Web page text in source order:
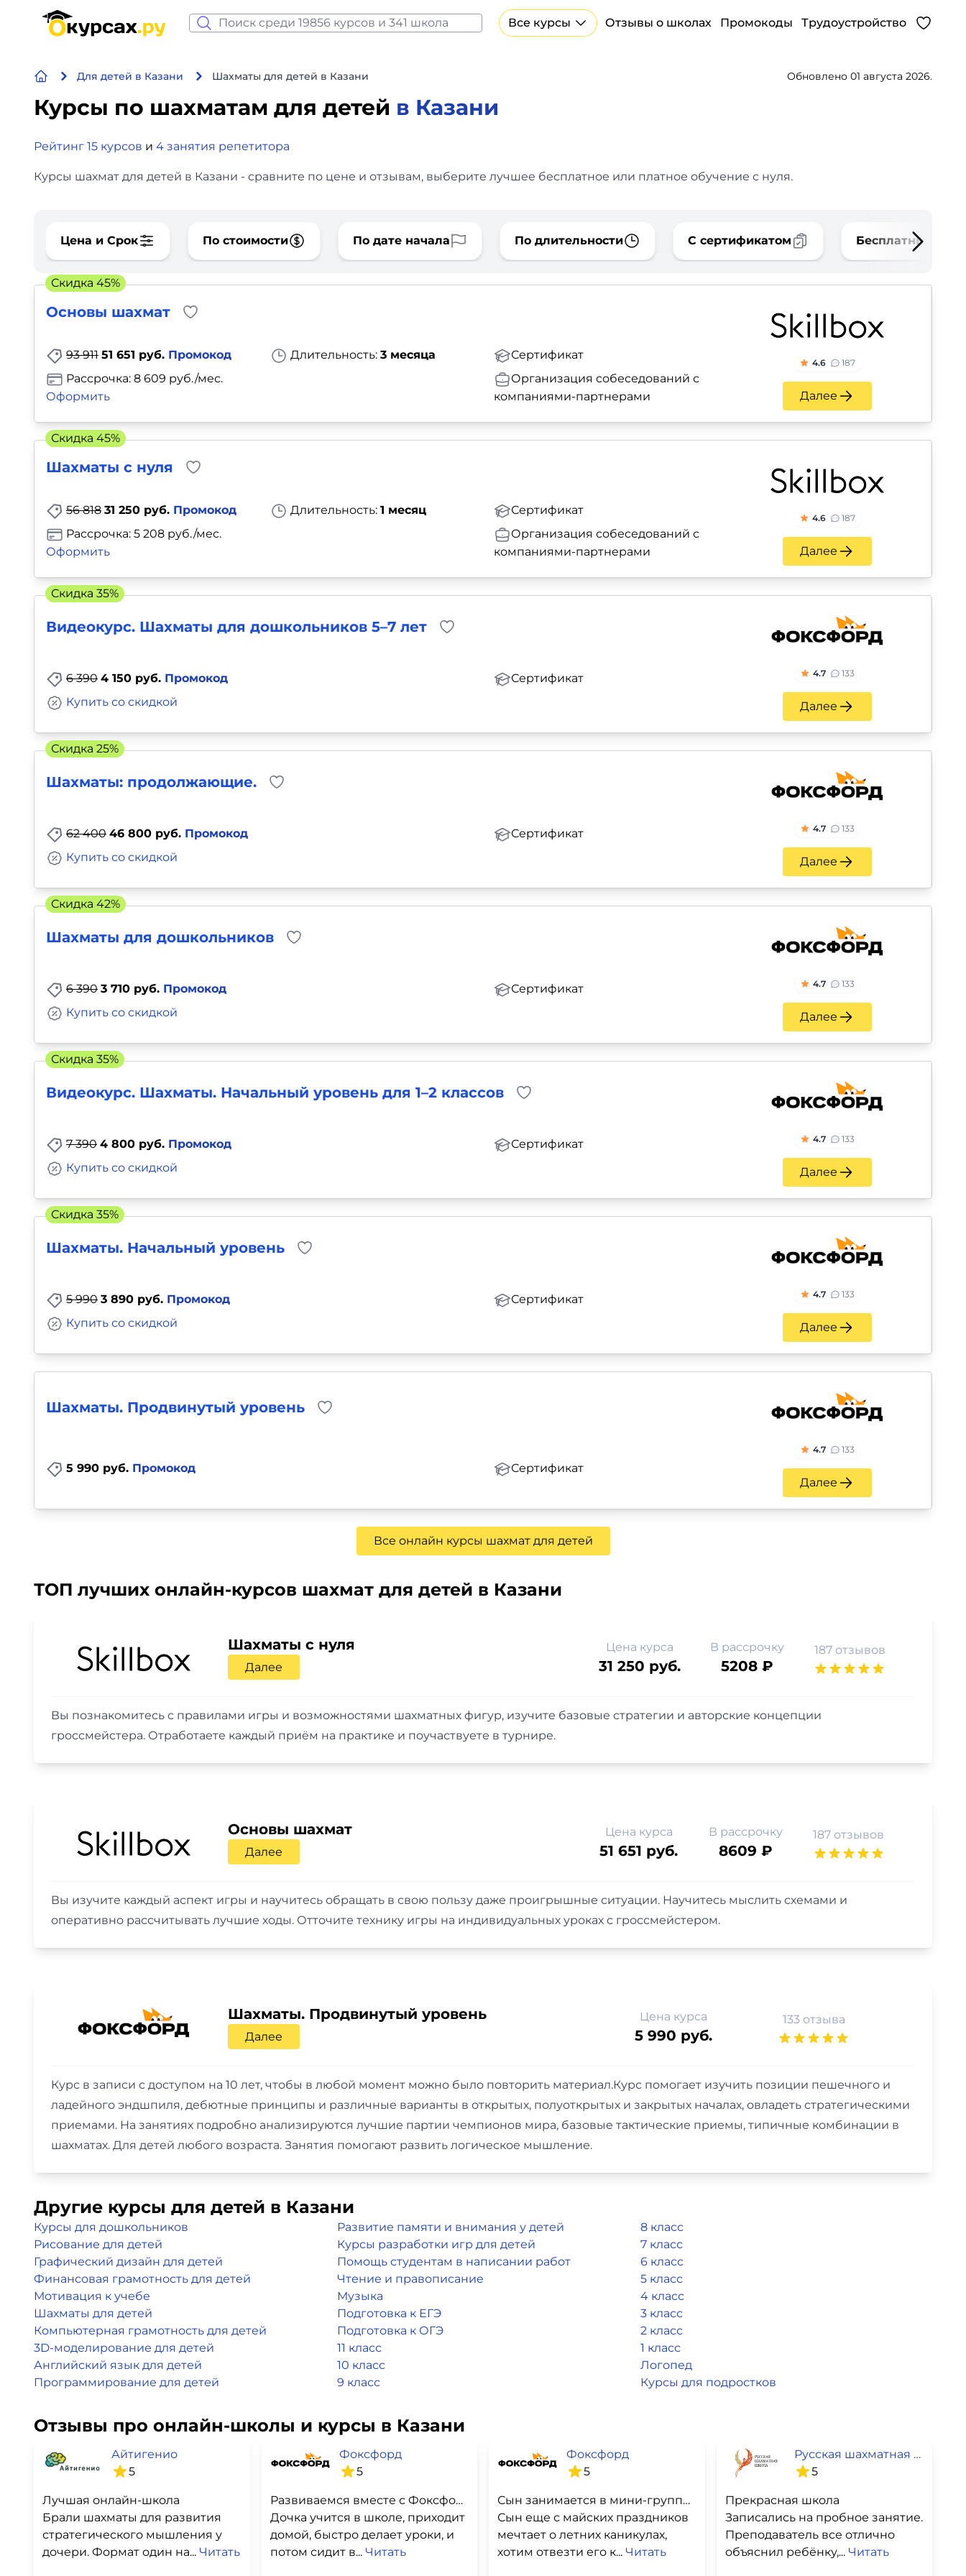
Все курсы Отзывы о школах Промокоды Трудоустройство
Для детей в Казани Шахматы для детей в Казани Обновлено 01 августа 2026.
Курсы по шахматам для детей в Казани
Рейтинг 15 курсов и 4 занятия репетитора
Курсы шахмат для детей в Казани - сравните по цене и отзывам, выберите лучшее бесплатное или платное обучение с нуля.
Цена и Срок По стоимости По дате начала По длительности С сертификатом Бесплатные
Основы шахмат
93 911 51 651 руб. Промокод Длительность: 3 месяца
Сертификат
Рассрочка: 8 609 руб./мес.
Оформить
Организация собеседований с
компаниями-партнерами
4.6 187
Далее
Скидка 45%
Шахматы с нуля
56 818 31 250 руб. Промокод Длительность: 1 месяц
Сертификат
Рассрочка: 5 208 руб./мес.
Оформить
Организация собеседований с
компаниями-партнерами
4.6 187
Далее
Скидка 45%
Видеокурс. Шахматы для дошкольников 5–7 лет
6 390 4 150 руб. Промокод
Сертификат
Купить со скидкой
4.7 133
Далее
Скидка 35%
Шахматы: продолжающие.
62 400 46 800 руб. Промокод
Сертификат
Купить со скидкой
4.7 133
Далее
Скидка 25%
Шахматы для дошкольников
6 390 3 710 руб. Промокод
Сертификат
Купить со скидкой
4.7 133
Далее
Скидка 42%
Видеокурс. Шахматы. Начальный уровень для 1–2 классов
7 390 4 800 руб. Промокод
Сертификат
Купить со скидкой
4.7 133
Далее
Скидка 35%
Шахматы. Начальный уровень
5 990 3 890 руб. Промокод
Сертификат
Купить со скидкой
4.7 133
Далее
Скидка 35%
Шахматы. Продвинутый уровень
5 990 руб. Промокод Сертификат
4.7 133
Далее
Все онлайн курсы шахмат для детей
ТОП лучших онлайн-курсов шахмат для детей в Казани
Шахматы с нуля
Далее
Цена курса
31 250 руб.
В рассрочку
5208 ₽
187 отзывов
Вы познакомитесь с правилами игры и возможностями шахматных фигур, изучите базовые стратегии и авторские концепции
гроссмейстера. Отработаете каждый приём на практике и поучаствуете в турнире.
Основы шахмат
Далее
Цена курса
51 651 руб.
В рассрочку
8609 ₽
187 отзывов
Вы изучите каждый аспект игры и научитесь обращать в свою пользу даже проигрышные ситуации. Научитесь мыслить схемами и
оперативно рассчитывать лучшие ходы. Отточите технику игры на индивидуальных уроках с гроссмейстером.
Шахматы. Продвинутый уровень
Далее
Цена курса
5 990 руб.
133 отзыва
Курс в записи с доступом на 10 лет, чтобы в любой момент можно было повторить материал.Курс помогает изучить позиции пешечного и
ладейного эндшпиля, дебютные принципы и различные варианты в открытых, полуоткрытых и закрытых началах, овладеть стратегическими
приемами. На занятиях подробно анализируются лучшие партии чемпионов мира, базовые тактические приемы, типичные комбинации в
шахматах. Для детей любого возраста. Занятия помогают развить логическое мышление.
Другие курсы для детей в Казани
Курсы для дошкольников
Рисование для детей
Графический дизайн для детей
Финансовая грамотность для детей
Мотивация к учебе
Шахматы для детей
Компьютерная грамотность для детей
3D-моделирование для детей
Английский язык для детей
Программирование для детей
Развитие памяти и внимания у детей
Курсы разработки игр для детей
Помощь студентам в написании работ
Чтение и правописание
Музыка
Подготовка к ЕГЭ
Подготовка к ОГЭ
11 класс
10 класс
9 класс
8 класс
7 класс
6 класс
5 класс
4 класс
3 класс
2 класс
1 класс
Логопед
Курсы для подростков
Отзывы про онлайн-школы и курсы в Казани
Айтигенио
5
Лучшая онлайн-школа
Брали шахматы для развития
стратегического мышления у
дочери. Формат один на... Читать
Фоксфорд
5
Развиваемся вместе с Фоксфорд
Дочка учится в школе, приходит
домой, быстро делает уроки, и
потом сидит в... Читать
Фоксфорд
5
Сын занимается в мини-группе по шахматам
Сын еще с майских праздников
мечтает о летних каникулах,
хотим отвезти его к... Читать
Русская шахматная школа
5
Прекрасная школа
Записались на пробное занятие.
Преподаватель все отлично
объяснил ребёнку,... Читать
Программирование
Бизнес и финансы
Дизайн
Видео, фото, аудио
Маркетинг
Иностранный язык
Для детей
Красота, здоровье, фитнес
Психология и саморазвитие
Прочее
Тесты на профориентацию
Бесплатно